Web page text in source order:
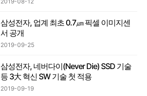
삼성전자, 업계 최초 0.7㎛ 픽셀 이미지센
서 공개
2019-09-25
삼성전자, 네버다이(Never Die) SSD 기술
등 3大 혁신 SW 기술 첫 적용
2019-09-19